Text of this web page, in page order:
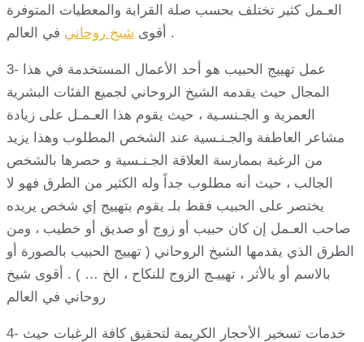
العـمل كثير تختلف بحسب صلة القرابة والمعطيات المتوفرة
. أقوى شيخ روحاني في العالم
3- عمل تهييج الحبيب هو أحد الأعمال المستخدمة في هذا
المجال حيث يقدمه الشيخ الروحاني لجميع الفئات البشرية
العمرية و الجـنسـية ، حيث يقوم هذا العـمـل على زيادة
مشاعر العاطفة والجـنـسية عند الشخص المطلوب وهذا يزيد
من الرغبة بممارسة العلاقة الجـنـسية و حصرها بالشخص
الجالب ، حيث أنه مطلوب جداً وله الكثير من الطرق فهو لا
يختصر على الحبيب فقط بلـ يقوم بتهييج إي شخص يريده
صاحب العـمل إن كان حبيب أو زوج أو صديق أو خطيب ، ومن
الطرق الذي يقدمها الشيخ الروحاني ( تهييج الحبيب بالصورة أو
بالاسم أو بالأثر ، تهييـج الزوج للنكاح ، الخ … ) . أقوى شيخ
روحاني في العالم
4- خدمات تسخير الأحجار الكريمة لتحقيق كافة الرغبات حيث